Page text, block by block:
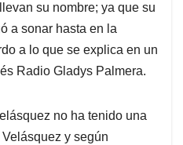
su nombre; ya que su
a sonar hasta en la
a lo que se explica en un
Radio Gladys Palmera.
no ha tenido una
y según